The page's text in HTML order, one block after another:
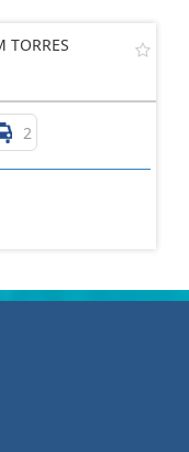
TORRES
2